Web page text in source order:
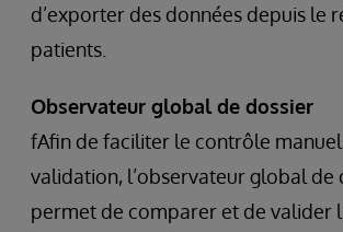
d’exporter des données depuis le
patients.
Observateur global de dossier
fAfin de faciliter le contrôle
validation, l’observateur global de
permet de comparer et de valider